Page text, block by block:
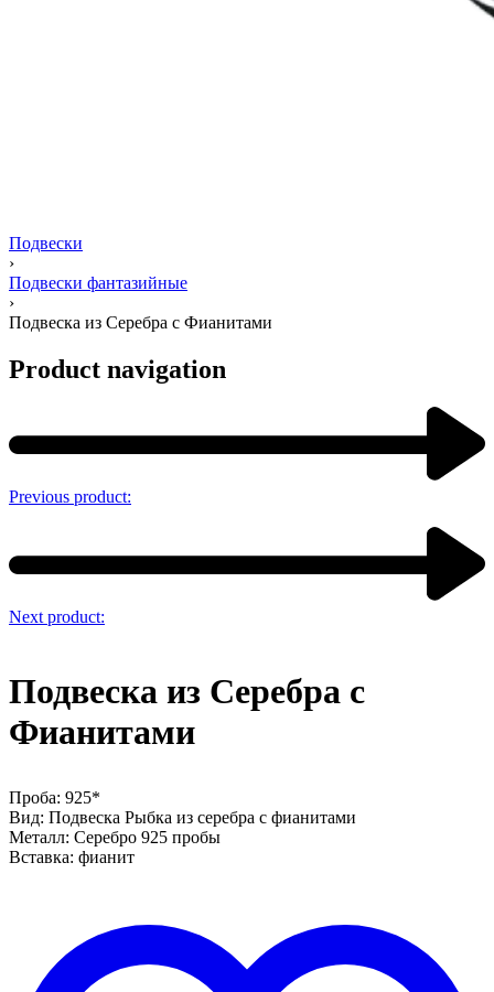
Подвески
›
Подвески фантазийные
›
Подвеска из Серебра с Фианитами
Product navigation
Previous product:
Next product:
Подвеска из Серебра с
Фианитами
Проба: 925*
Вид: Подвеска Рыбка из серебра с фианитами
Металл: Серебро 925 пробы
Вставка: фианит